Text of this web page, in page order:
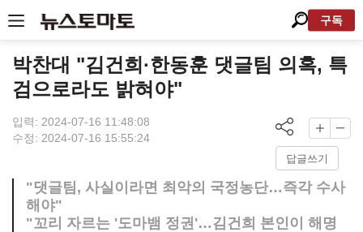
구독
박찬대 "김건희·한동훈 댓글팀 의혹, 특
검으로라도 밝혀야"
입력: 2024-07-16 11:48:08
수정: 2024-07-16 15:55:24
답글쓰기
"댓글팀, 사실이라면 최악의 국정농단…즉각 수사
해야"
"꼬리 자르는 '도마뱀 정권'…김건희 본인이 해명